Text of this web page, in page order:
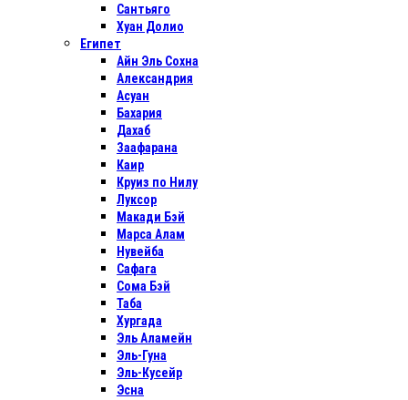
Сантьяго
Хуан Долио
Египет
Айн Эль Сохна
Александрия
Асуан
Бахария
Дахаб
Заафарана
Каир
Круиз по Нилу
Луксор
Макади Бэй
Марса Алам
Нувейба
Сафага
Сома Бэй
Таба
Хургада
Эль Аламейн
Эль-Гуна
Эль-Кусейр
Эсна